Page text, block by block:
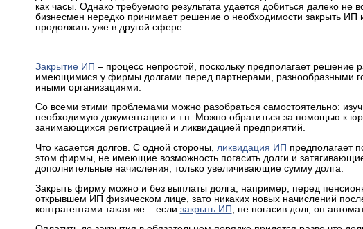
как часы. Однако требуемого результата удается добиться далеко не
бизнесмен нередко принимает решение о необходимости закрыть ИП
продолжить уже в другой сфере.
Закрытие ИП – процесс непростой, поскольку предполагает решение
имеющимися у фирмы долгами перед партнерами, разнообразными
иными организациями.
Со всеми этими проблемами можно разобраться самостоятельно:
необходимую документацию и т.п. Можно обратиться за помощью к
занимающихся регистрацией и ликвидацией предприятий.
Что касается долгов. С одной стороны, ликвидация ИП предполагает
этом фирмы, не имеющие возможность погасить долги и
дополнительные начисления, только увеличивающие сумму долга.
Закрыть фирму можно и без выплаты долга, например, перед
открывшем ИП физическом лице, зато никаких новых начислений
контрагентами такая же – если закрыть ИП , не погасив долг, он